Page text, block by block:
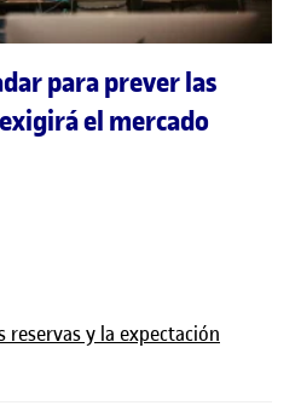
para prever las
el mercado
reservas y la expectación